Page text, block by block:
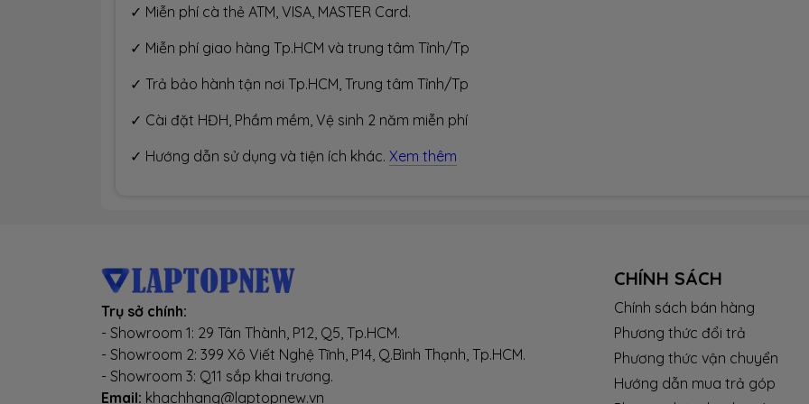
✓ Miễn phí cà thẻ ATM, VISA, MASTER Card.
✓ Miễn phí giao hàng Tp.HCM và trung tâm Tỉnh/Tp
✓ Trả bảo hành tận nơi Tp.HCM, Trung tâm Tỉnh/Tp
✓ Cài đặt HĐH, Phầm mềm, Vệ sinh 2 năm miễn phí
✓ Hướng dẫn sử dụng và tiện ích khác. Xem thêm
Trụ sở chính:
- Showroom 1: 29 Tân Thành, P12, Q5, Tp.HCM.
- Showroom 2: 399 Xô Viết Nghệ Tĩnh, P14, Q.Bình Thạnh, Tp.HCM.
- Showroom 3: Q11 sắp khai trương.
Email: khachhang@laptopnew.vn
CHÍNH SÁCH
Chính sách bán hàng
Phương thức đổi trả
Phương thức vận chuyển
Hướng dẫn mua trả góp